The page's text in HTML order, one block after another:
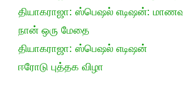
தியாகராஜா: ஸ்பெஷல் எடிஷன்:
நான் ஒரு மேதை
தியாகராஜா: ஸ்பெஷல் எடிஷன்
ஈரோடு புத்தக விழா